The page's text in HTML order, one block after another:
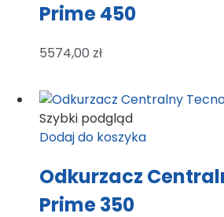
Prime 450
5574,00 zł
Szybki podgląd
Dodaj do koszyka
Odkurzacz
Prime 350